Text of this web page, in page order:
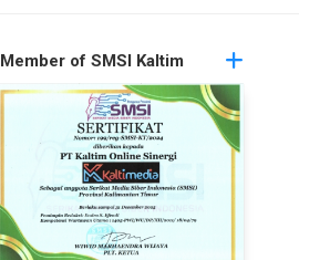
Member of SMSI Kaltim